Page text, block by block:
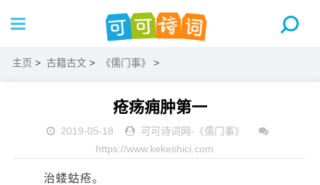
主页 > 古籍古文 > 《儒门事》 >
疮疡痈肿第一
2019-05-18 可可诗词网- 《儒门事》
https://www.kekeshici.com
治蝼蛄疮。